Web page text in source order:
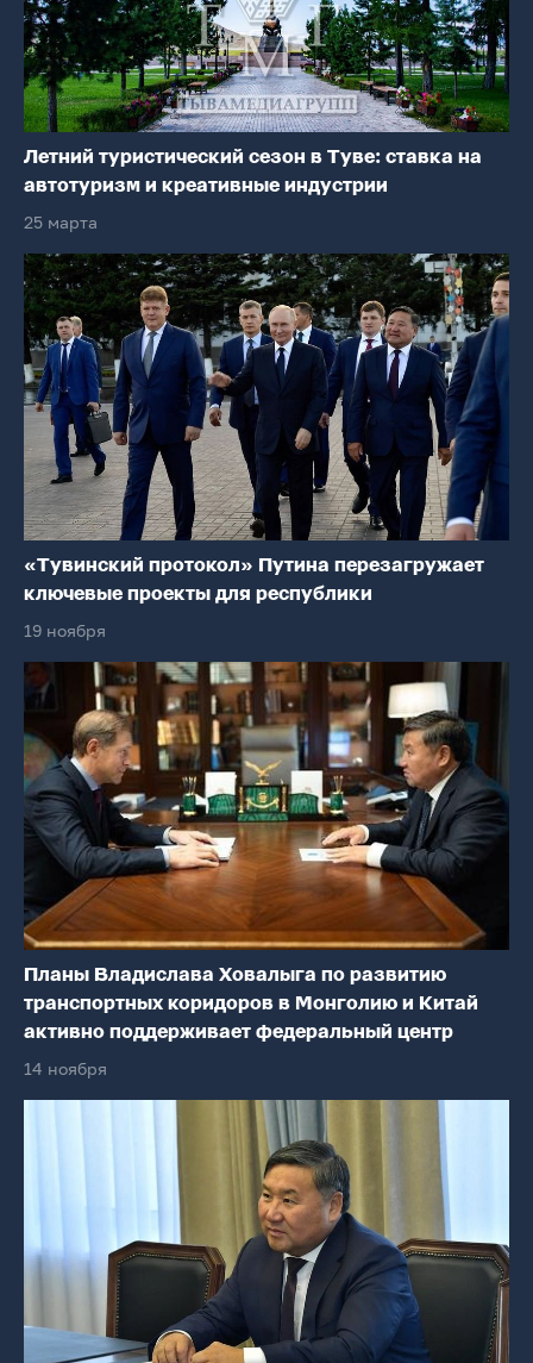
Летний туристический сезон в Туве: ставка на
автотуризм и креативные индустрии
25 марта
«Тувинский протокол» Путина перезагружает
ключевые проекты для республики
19 ноября
Планы Владислава Ховалыга по развитию
транспортных коридоров в Монголию и Китай
активно поддерживает федеральный центр
14 ноября